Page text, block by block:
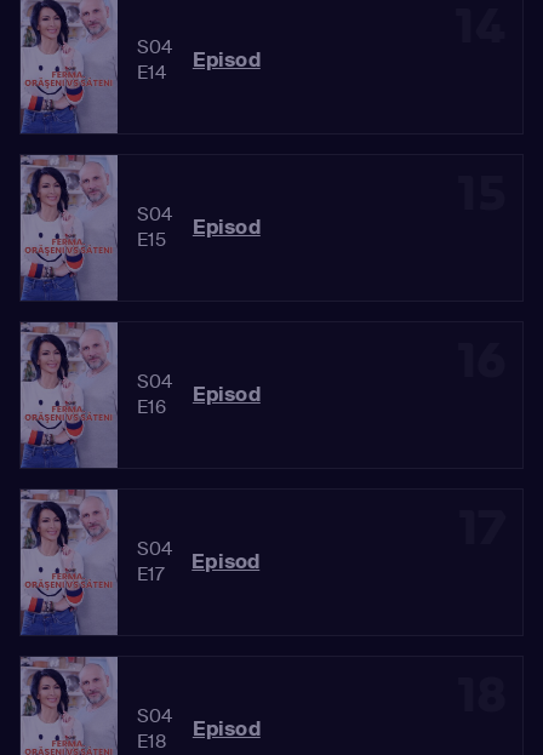
S04
E14
Episod
S04
E15
Episod
S04
E16
Episod
S04
E17
Episod
S04
E18
Episod